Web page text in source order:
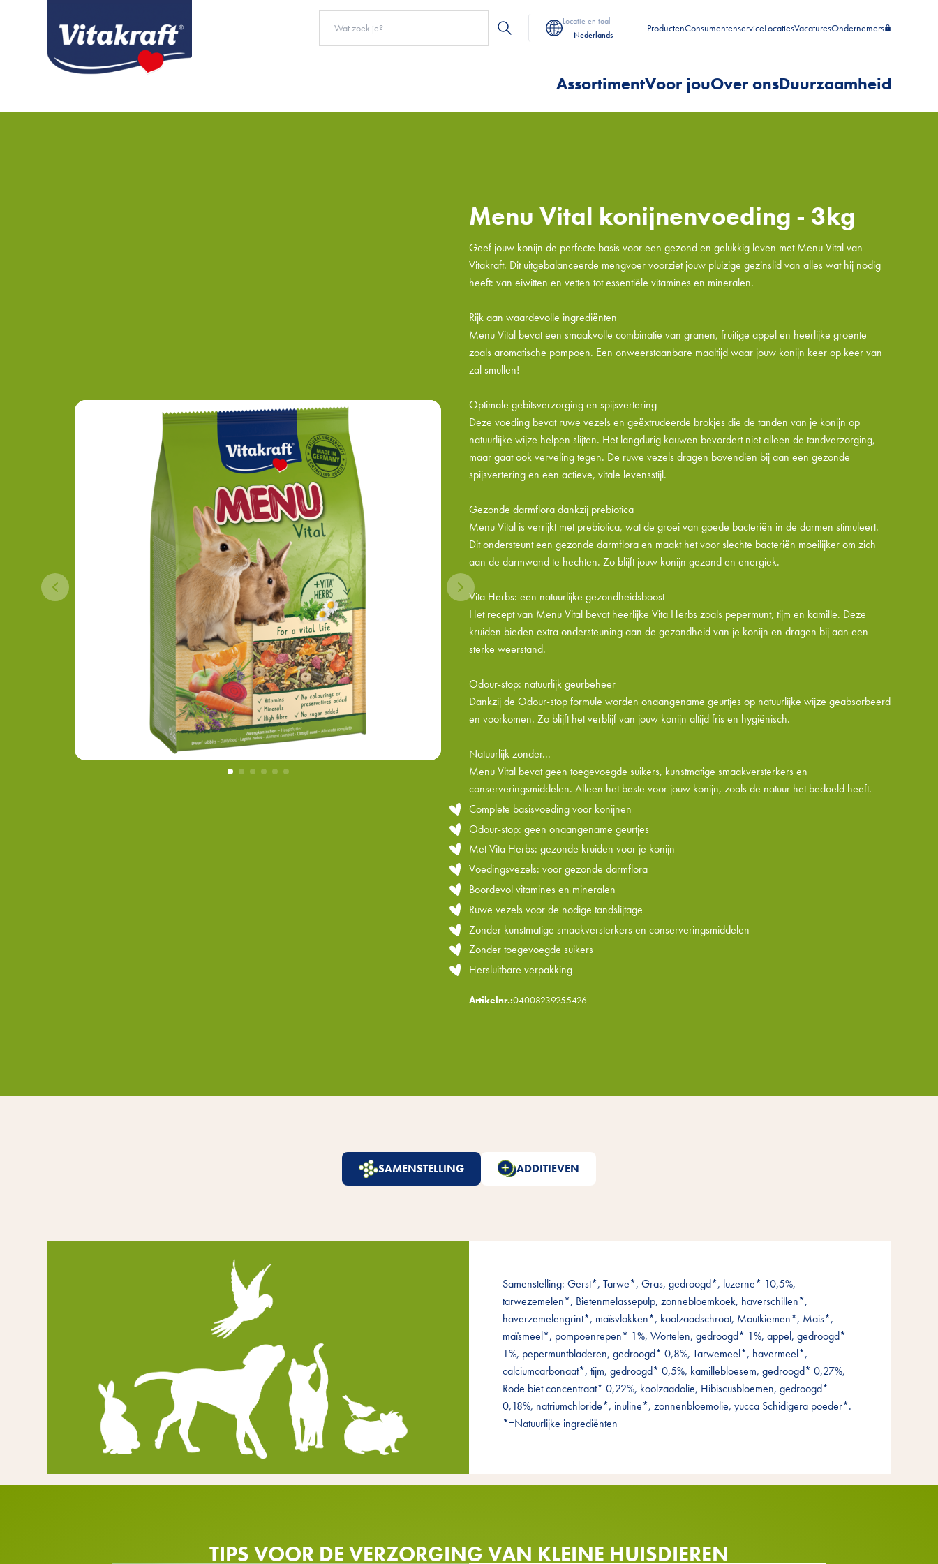
Locatie en taal
Nederlands
ProductenConsumentenserviceLocatiesVacaturesOndernemers
AssortimentVoor jouOver onsDuurzaamheid
Menu Vital konijnenvoeding - 3kg
Geef jouw konijn de perfecte basis voor een gezond en gelukkig leven met Menu Vital van
Vitakraft. Dit uitgebalanceerde mengvoer voorziet jouw pluizige gezinslid van alles wat hij nodig
heeft: van eiwitten en vetten tot essentiële vitamines en mineralen.
Rijk aan waardevolle ingrediënten
Menu Vital bevat een smaakvolle combinatie van granen, fruitige appel en heerlijke groente
zoals aromatische pompoen. Een onweerstaanbare maaltijd waar jouw konijn keer op keer van
zal smullen!
Optimale gebitsverzorging en spijsvertering
Deze voeding bevat ruwe vezels en geëxtrudeerde brokjes die de tanden van je konijn op
natuurlijke wijze helpen slijten. Het langdurig kauwen bevordert niet alleen de tandverzorging,
maar gaat ook verveling tegen. De ruwe vezels dragen bovendien bij aan een gezonde
spijsvertering en een actieve, vitale levensstijl.
Gezonde darmflora dankzij prebiotica
Menu Vital is verrijkt met prebiotica, wat de groei van goede bacteriën in de darmen stimuleert.
Dit ondersteunt een gezonde darmflora en maakt het voor slechte bacteriën moeilijker om zich
aan de darmwand te hechten. Zo blijft jouw konijn gezond en energiek.
Vita Herbs: een natuurlijke gezondheidsboost
Het recept van Menu Vital bevat heerlijke Vita Herbs zoals pepermunt, tijm en kamille. Deze
kruiden bieden extra ondersteuning aan de gezondheid van je konijn en dragen bij aan een
sterke weerstand.
Odour-stop: natuurlijk geurbeheer
Dankzij de Odour-stop formule worden onaangename geurtjes op natuurlijke wijze geabsorbeerd
en voorkomen. Zo blijft het verblijf van jouw konijn altijd fris en hygiënisch.
Natuurlijk zonder...
Menu Vital bevat geen toegevoegde suikers, kunstmatige smaakversterkers en
conserveringsmiddelen. Alleen het beste voor jouw konijn, zoals de natuur het bedoeld heeft.
Complete basisvoeding voor konijnen
Odour-stop: geen onaangename geurtjes
Met Vita Herbs: gezonde kruiden voor je konijn
Voedingsvezels: voor gezonde darmflora
Boordevol vitamines en mineralen
Ruwe vezels voor de nodige tandslijtage
Zonder kunstmatige smaakversterkers en conserveringsmiddelen
Zonder toegevoegde suikers
Hersluitbare verpakking
Artikelnr.:04008239255426
SAMENSTELLING ADDITIEVEN
Samenstelling: Gerst*, Tarwe*, Gras, gedroogd*, luzerne* 10,5%,
tarwezemelen*, Bietenmelassepulp, zonnebloemkoek, haverschillen*,
haverzemelengrint*, maïsvlokken*, koolzaadschroot, Moutkiemen*, Mais*,
maïsmeel*, pompoenrepen* 1%, Wortelen, gedroogd* 1%, appel, gedroogd*
1%, pepermuntbladeren, gedroogd* 0,8%, Tarwemeel*, havermeel*,
calciumcarbonaat*, tijm, gedroogd* 0,5%, kamillebloesem, gedroogd* 0,27%,
Rode biet concentraat* 0,22%, koolzaadolie, Hibiscusbloemen, gedroogd*
0,18%, natriumchloride*, inuline*, zonnenbloemolie, yucca Schidigera poeder*.
*=Natuurlijke ingrediënten
TIPS VOOR DE VERZORGING VAN KLEINE HUISDIEREN